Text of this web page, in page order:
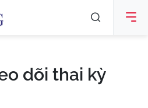
dõi thai kỳ